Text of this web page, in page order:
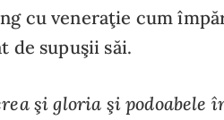
cu veneraţie cum
de supuşii săi.
şi gloria şi podoabele